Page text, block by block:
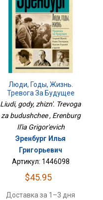
Люди, Годы, Жизнь.
Тревога За Будущее
Liudi, gody, zhizn'. Trevoga
za budushchee , Erenburg
Il'ia Grigor'evich
Эренбург Илья
Григорьевич
Артикул: 1446098
$45.95
Доставка за 1–3 дня